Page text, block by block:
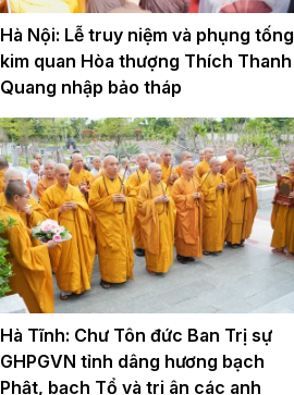
Hà Nội: Lễ truy niệm và phụng tống
kim quan Hòa thượng Thích Thanh
Quang nhập bảo tháp
Hà Tĩnh: Chư Tôn đức Ban Trị sự
GHPGVN tỉnh dâng hương bạch
Phật, bạch Tổ và tri ân các anh